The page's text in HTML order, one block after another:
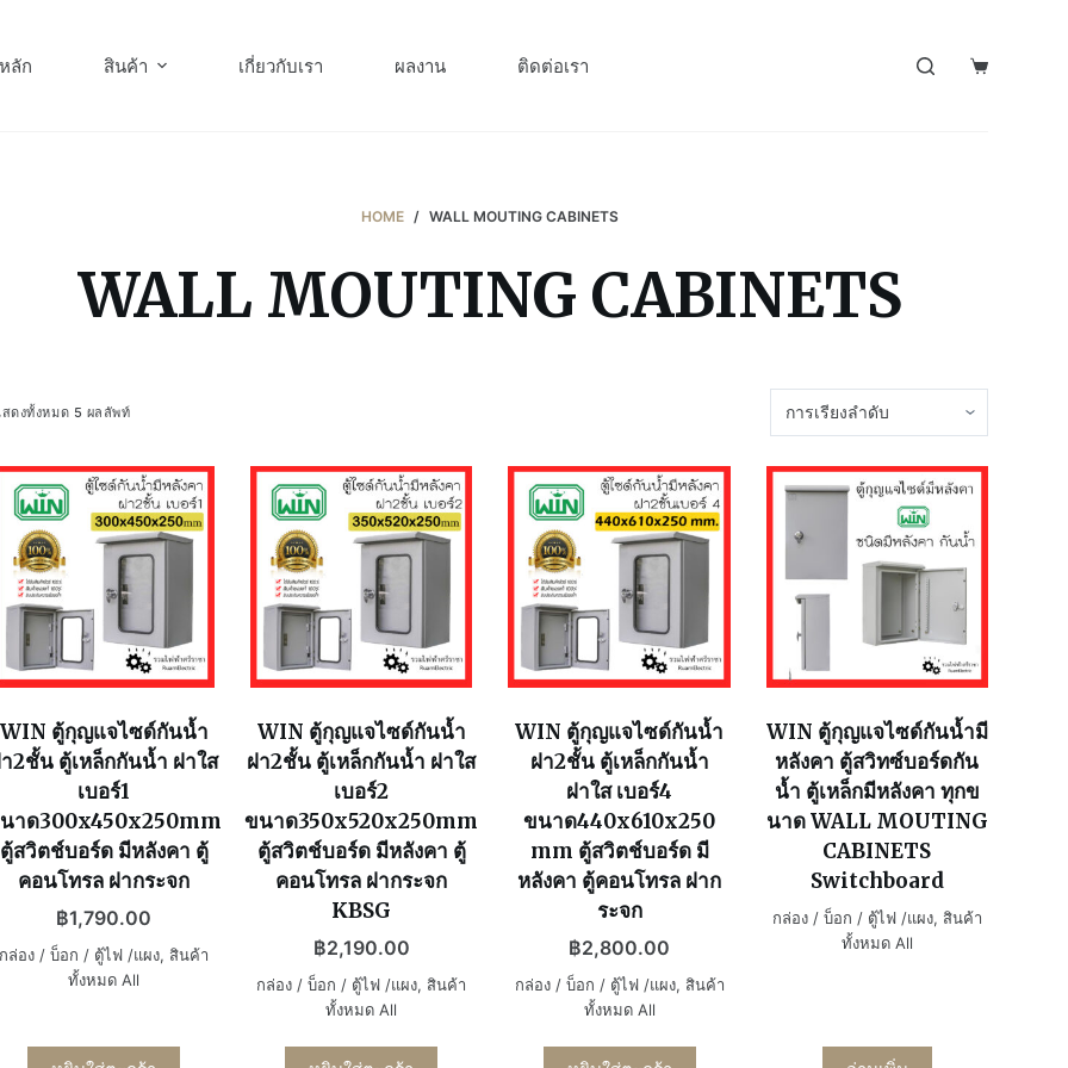
ลัก สินค้า เกี่ยวกับเรา ผลงาน ติดต่อเรา
HOME / WALL MOUTING CABINETS
WALL MOUTING CABINETS
ดงทั้งหมด 5 ผลลัพท์
WIN ตู้กุญแจไซด์กันน้ำ
2ชั้น ตู้เหล็กกันน้ำ ฝาใส
เบอร์1
าด300x450x250mm
ตู้สวิตช์บอร์ด มีหลังคา ตู้
คอนโทรล ฝากระจก
฿1,790.00
กล่อง / บ็อก / ตู้ไฟ /แผง, สินค้า
ทั้งหมด All
WIN ตู้กุญแจไซด์กันน้ำ
ฝา2ชั้น ตู้เหล็กกันน้ำ ฝาใส
เบอร์2
ขนาด350x520x250mm
ตู้สวิตช์บอร์ด มีหลังคา ตู้
คอนโทรล ฝากระจก
KBSG
฿2,190.00
กล่อง / บ็อก / ตู้ไฟ /แผง, สินค้า
ทั้งหมด All
WIN ตู้กุญแจไซด์กันน้ำ
ฝา2ชั้น ตู้เหล็กกันน้ำ
ฝาใส เบอร์4
ขนาด440x610x250
mm ตู้สวิตช์บอร์ด มี
หลังคา ตู้คอนโทรล ฝาก
ระจก
฿2,800.00
กล่อง / บ็อก / ตู้ไฟ /แผง, สินค้า
ทั้งหมด All
WIN ตู้กุญแจไซด์กันน้ำมี
หลังคา ตู้สวิทซ์บอร์ดกัน
น้ำ ตู้เหล็กมีหลังคา ทุกข
นาด WALL MOUTING
CABINETS
Switchboard
กล่อง / บ็อก / ตู้ไฟ /แผง, สินค้า
ทั้งหมด All